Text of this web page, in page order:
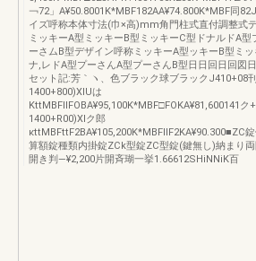
￢72」A¥50.8001K*MBF182AA¥74.800K*MBF同
イズ呼称本体寸法(巾×高)mm角門柱式直付調整式
ミッキーA型ミッキーB型ミッキーC型ドナルドA型
ーさムB型デザイン呼称ミッキーA型ッキーB型ミ
ナ,レドA型プーさんA型プーさんB型日日回日回図
セット記:芳｀ヽ、色ブラック球ブラックJ410+08刊
1400+800)XIUは
KttMBFIIFOBA¥95,100K*MBF□FOKA¥81,600141ク
1400+R00)Xlク郎
κttMBFttF2BA¥105,200K*MBFIIF2KA¥90.300■ZC
算額錠種類内掛錠ZCk型錠ZC型錠(鍵無し)納まり
開き判―¥2,200片開斉瑚一挙1.66612SHiNNiK百